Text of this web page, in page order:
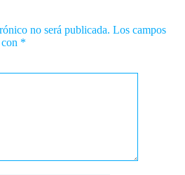
no será publicada. Los campos
*